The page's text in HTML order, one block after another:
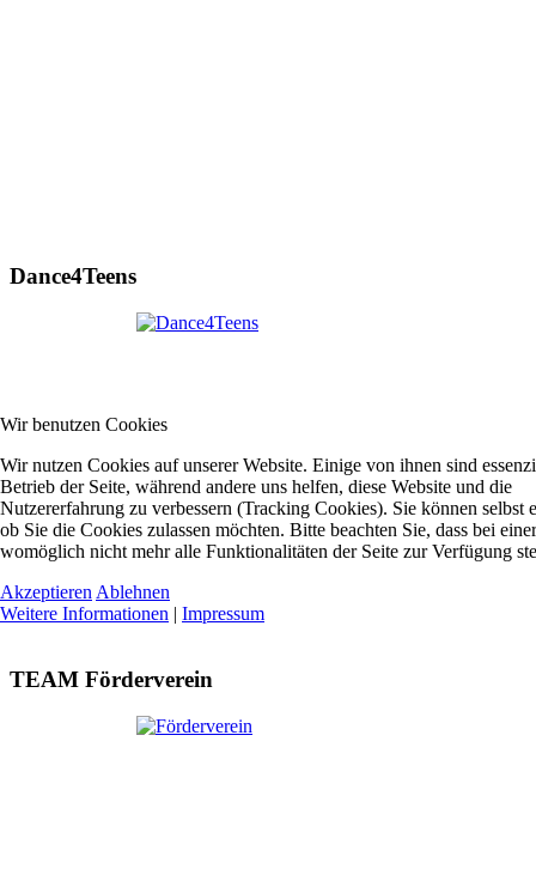
Dance4Teens
TEAM Förderverein
Wir benutzen Cookies
Wir nutzen Cookies auf unserer Website. Einige von ihnen sind
Betrieb der Seite, während andere uns helfen, diese Website und die
Nutzererfahrung zu verbessern (Tracking Cookies). Sie können selbst
ob Sie die Cookies zulassen möchten. Bitte beachten Sie, dass bei
womöglich nicht mehr alle Funktionalitäten der Seite zur Verfügung
Akzeptieren Ablehnen
Weitere Informationen | Impressum